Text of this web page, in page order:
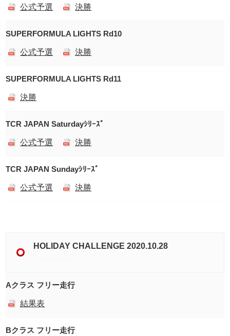
公式予選 決勝
SUPERFORMULA LIGHTS Rd10
公式予選 決勝
SUPERFORMULA LIGHTS Rd11
決勝
TCR JAPAN Saturdayｼﾘｰｽﾞ
公式予選 決勝
TCR JAPAN Sundayｼﾘｰｽﾞ
公式予選 決勝
HOLIDAY CHALLENGE 2020.10.28
Aクラス フリー走行
結果表
Bクラス フリー走行